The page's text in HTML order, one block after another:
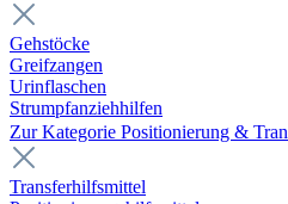
Gehstöcke
Greifzangen
Urinflaschen
Strumpfanziehhilfen
Zur Kategorie Positionierung &
Transferhilfsmittel